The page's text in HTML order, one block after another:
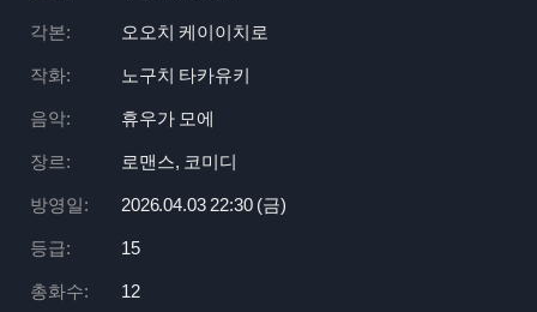
각본: 오오치 케이이치로
작화: 노구치 타카유키
음악: 휴우가 모에
장르: 로맨스, 코미디
방영일: 2026.04.03 22:30 (금)
등급: 15
총화수: 12